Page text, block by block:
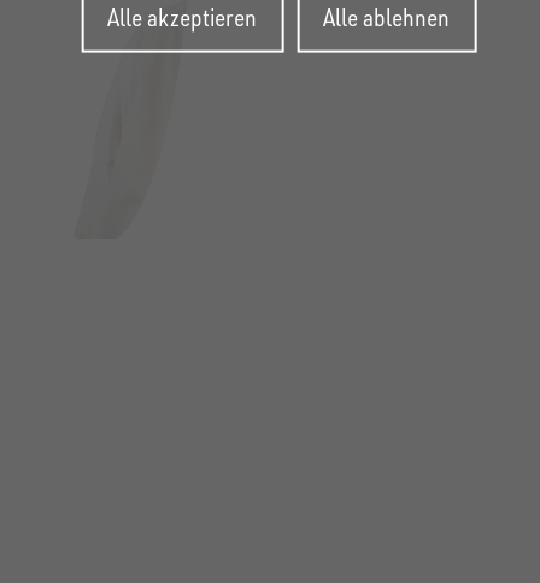
Alle akzeptieren
zurückziehen
Alle ablehnen